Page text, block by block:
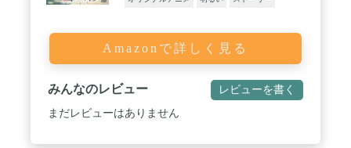
Amazonで詳しく見る
みんなのレビュー レビューを書く
まだレビューはありません